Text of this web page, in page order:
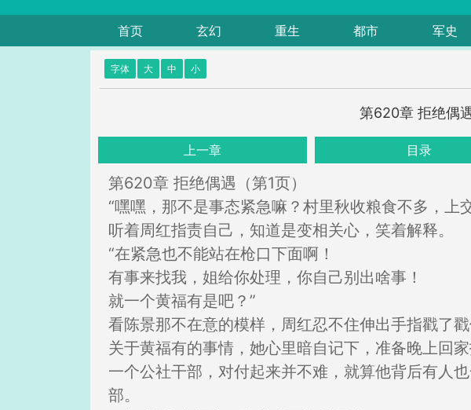
首页 玄幻 重生 都市 军史
字体 大 中 小
第620章 拒绝偶
上一章 目录
第620章 拒绝偶遇（第1页）
“嘿嘿，那不是事态紧急嘛？村里秋收粮食不多，
听着周红指责自己，知道是变相关心，笑着解释。
“在紧急也不能站在枪口下面啊！
有事来找我，姐给你处理，你自己别出啥事！
就一个黄福有是吧？”
看陈景那不在意的模样，周红忍不住伸出手指戳了戳
关于黄福有的事情，她心里暗自记下，准备晚上回
一个公社干部，对付起来并不难，就算他背后有人
部。